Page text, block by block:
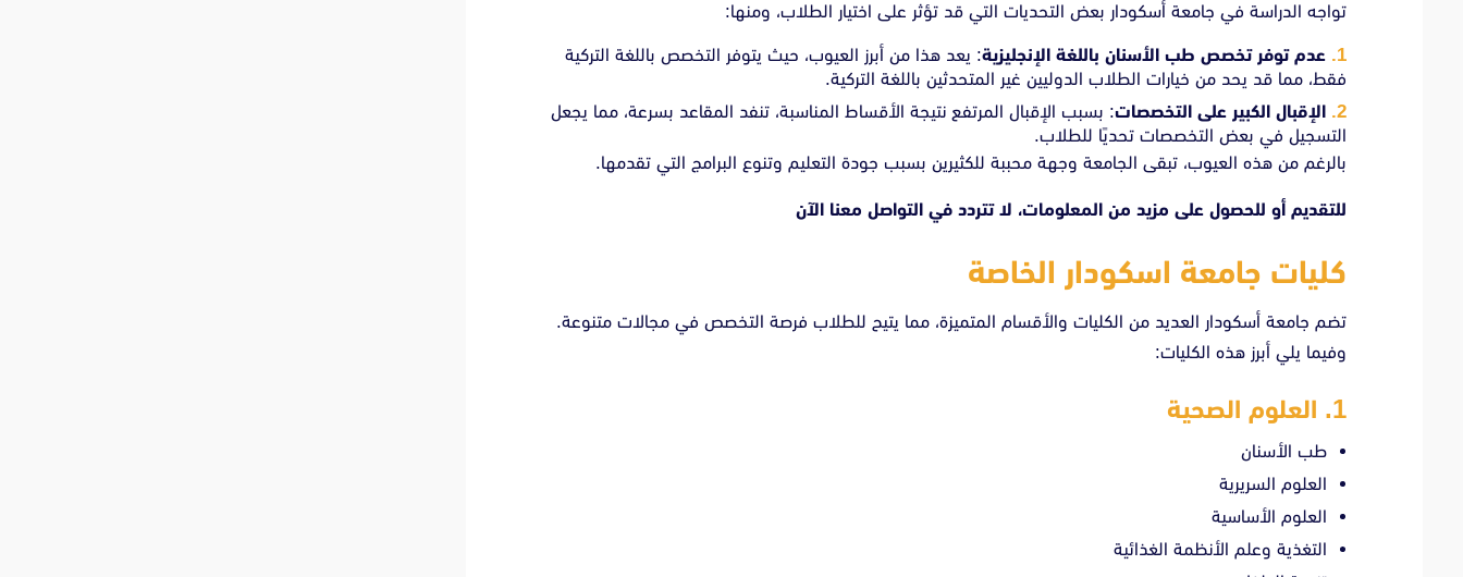
تواجه الدراسة في جامعة أسكودار بعض التحديات التي قد تؤثر على اختيار الطلاب، ومنها:
عدم توفر تخصص طب الأسنان باللغة الإنجليزية: يعد هذا من أبرز العيوب، حيث يتوفر التخصص باللغة التركية
فقط، مما قد يحد من خيارات الطلاب الدوليين غير المتحدثين باللغة التركية.
الإقبال الكبير على التخصصات: بسبب الإقبال المرتفع نتيجة الأقساط المناسبة، تنفد المقاعد بسرعة، مما يجعل
التسجيل في بعض التخصصات تحديًا للطلاب.
بالرغم من هذه العيوب، تبقى الجامعة وجهة محببة للكثيرين بسبب جودة التعليم وتنوع البرامج التي تقدمها.
للتقديم أو للحصول على مزيد من المعلومات، لا تتردد في التواصل معنا الآن
كليات جامعة اسكودار الخاصة
تضم جامعة أسكودار العديد من الكليات والأقسام المتميزة، مما يتيح للطلاب فرصة التخصص في مجالات متنوعة.
وفيما يلي أبرز هذه الكليات:
1. العلوم الصحية
طب الأسنان
العلوم السريرية
العلوم الأساسية
التغذية وعلم الأنظمة الغذائية